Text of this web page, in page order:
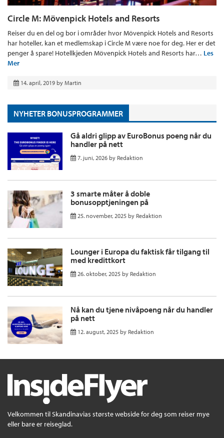
Circle M: Mövenpick Hotels and Resorts
Reiser du en del og bor i områder hvor Mövenpick Hotels and Resorts
har hoteller, kan et medlemskap i Circle M være noe for deg. Her er det
penger å spare! Hotellkjeden Mövenpick Hotels and Resorts har… Les
Mer
14. april, 2019 by Martin
NYHETER BONUSPROGRAMMER
Gå aldri glipp av EuroBonus poeng når du
handler på nett
7. juni, 2026 by Redaktion
3 smarte måter å doble
bonusopptjeningen på
25. november, 2025 by Redaktion
Lounger i Europa du faktisk får tilgang til
med kredittkort
26. oktober, 2025 by Redaktion
Nå kan du tjene nivåpoeng når du handler
på nett
12. august, 2025 by Redaktion
Velkommen til Skandinavias største webside for deg som reiser mye
eller bare er reiseglad.